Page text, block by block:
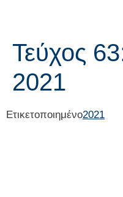
Τεύχος
2021
Ετικετοποιημένο2021